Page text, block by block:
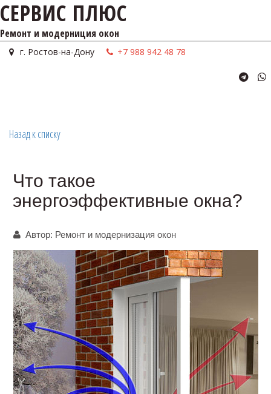
СЕРВИС ПЛЮС
Ремонт и модерниция окон
г. Ростов-на-Дону +7 988 942 48 78
Назад к списку
Что такое
энергоэффективные окна?
Автор: Ремонт и модернизация окон